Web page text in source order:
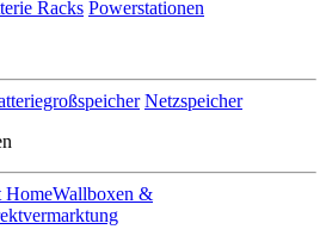
Racks Powerstationen
Netzspeicher
HomeWallboxen &